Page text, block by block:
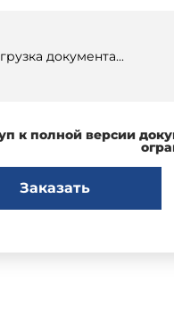
документа...
к полной версии
Заказать